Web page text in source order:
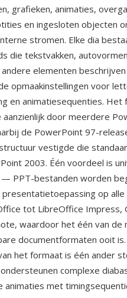
grafieken, animaties,
en ingesloten objecten
stromen. Elke dia
die tekstvakken,
elementen
opmaakinstellingen voor
en animatiesequenties. Het
aanzienlijk door meerdere
de PowerPoint 97-
vestigde die
2003. Één voordeel is
— PPT-bestanden worden
op
tot LibreOffice Impress,
waardoor het één van de
documentformaten ooit
het formaat is één ander
complexe
animaties met